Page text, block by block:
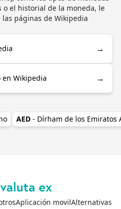
o el historial de la moneda, le
páginas de Wikipedia
→
en Wikipedia →
AED - Dírham de los Emiratos
Aplicación movilAlternativas